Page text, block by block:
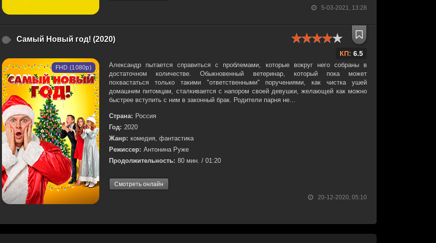
5-03-2021, 13:28
Самый Новый год! (2020)
КП: 6.5
20-12-2020, 05:10
FHD (1080p)
Александр пытается справиться с проблемами, которые вокруг него собраны в
достаточном количестве. Обыкновенный ветеринар, который пока может
похвастаться только такими "ответственными" поручениями, как чистка ушей
домашним питомцам, сталкивается с напором своей девушки, желающей как можно
быстрее вступить с ним в законный брак. Родители парня не...
Страна: Россия
Год: 2020
Жанр: комедия, фантастика
Режиссер: Антонина Руже
Продолжительность: 80 мин. / 01:20
Смотреть онлайн